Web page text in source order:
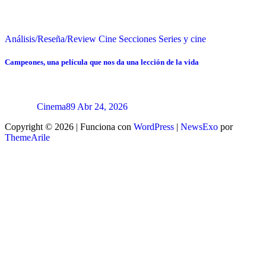
Análisis/Reseña/Review Cine Secciones Series y cine
Campeones, una película que nos da una lección de la vida
Cinema89 Abr 24, 2026
Copyright © 2026 | Funciona con WordPress | NewsExo por
ThemeArile